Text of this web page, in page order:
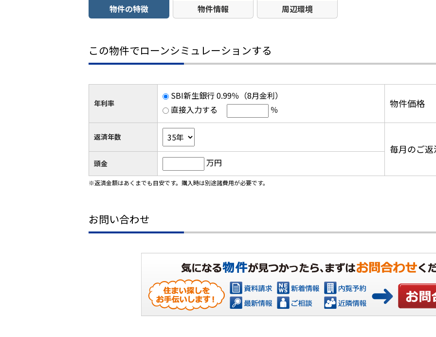
物件の特徴 物件情報 周辺環境
この物件でローンシミュレーションする
年利率
SBI新生銀行 0.99％（8月金利）
直接入力する
％ 物件価格
返済年数
毎月のご
頭金 万円
※返済金額はあくまでも目安です。購入時は別途諸費用が必要です。
お問い合わせ
お問い合